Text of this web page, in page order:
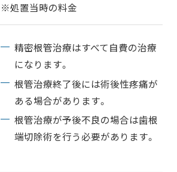
※処置当時の料金
精密根管治療はすべて自費の治療
になります。
根管治療終了後には術後性疼痛が
ある場合があります。
根管治療が予後不良の場合は歯根
端切除術を行う必要があります。